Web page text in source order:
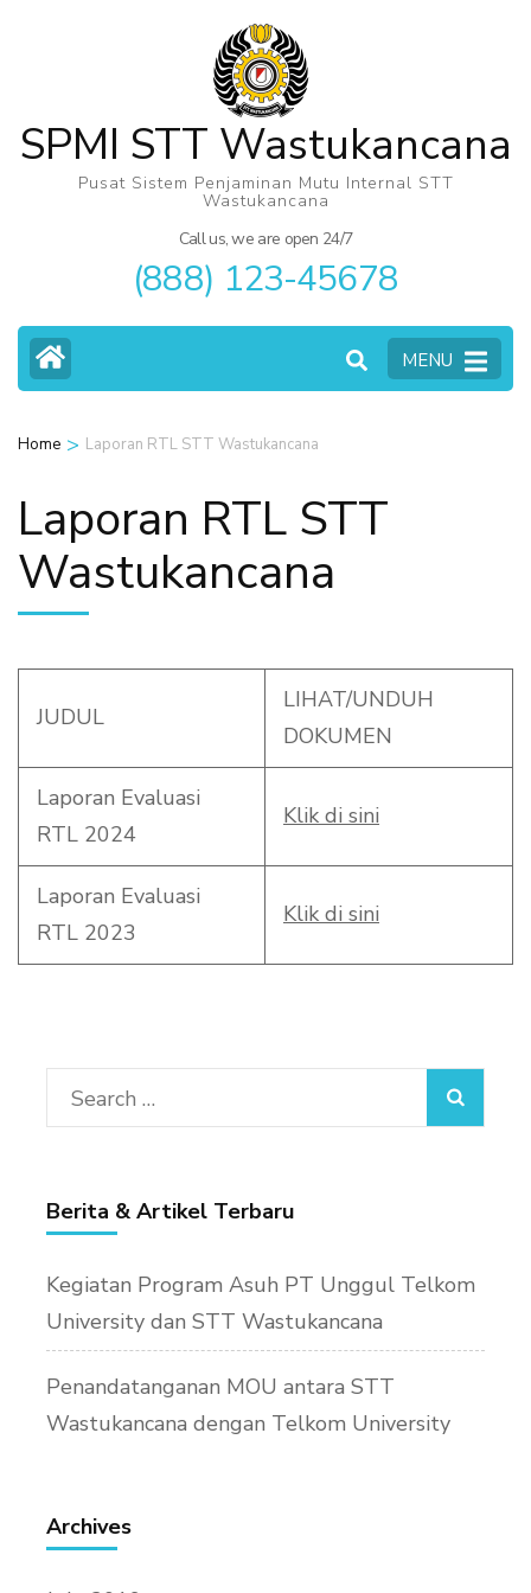
(Press
Enter)
SPMI STT Wastukancana
Pusat Sistem Penjaminan Mutu Internal STT
Wastukancana
Call us, we are open 24/7
(888) 123-45678
MENU
Home > Laporan RTL STT Wastukancana
Laporan RTL STT
Wastukancana
JUDUL
LIHAT/UNDUH
DOKUMEN
Laporan Evaluasi
RTL 2024
Klik di sini
Laporan Evaluasi
RTL 2023
Klik di sini
Search
for:
Berita & Artikel Terbaru
Kegiatan Program Asuh PT Unggul Telkom
University dan STT Wastukancana
Penandatanganan MOU antara STT
Wastukancana dengan Telkom University
Archives